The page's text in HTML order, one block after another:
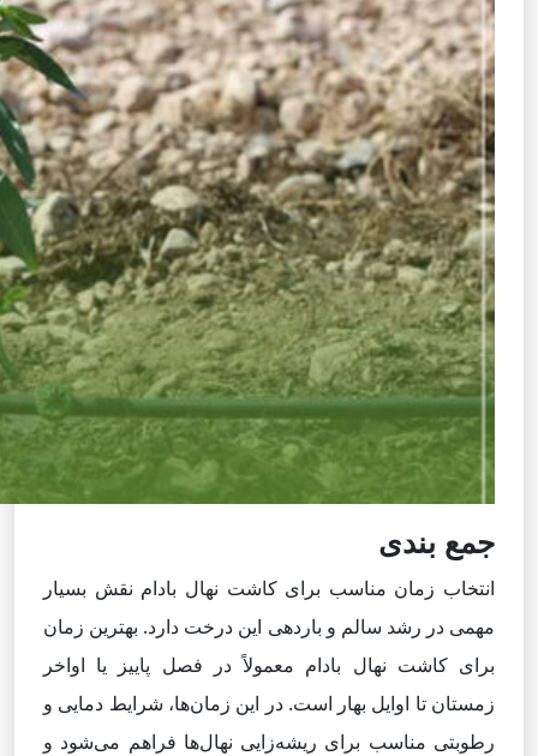
جمع بندی
انتخاب زمان مناسب برای کاشت نهال بادام نقش بسیار
مهمی در رشد سالم و باردهی این درخت دارد. بهترین زمان
برای کاشت نهال بادام معمولاً در فصل پاییز یا اواخر
زمستان تا اوایل بهار است. در این زمان‌ها، شرایط دمایی و
رطوبتی مناسب برای ریشه‌زایی نهال‌ها فراهم می‌شود و